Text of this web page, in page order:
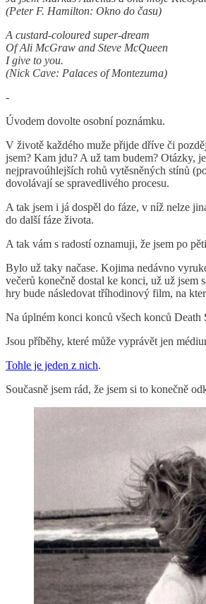
(Peter F. Hamilton: Okno do času)
A custard-coloured super-dream
Of Ali McGraw and Steve McQueen
I give to you.
(Nick Cave: Palaces of Montezuma)
-
Úvodem dovolte osobní poznámku.
V životě každého muže přijde dříve či
jsem? Kam jdu? A už tam budem? Otázky,
nejpravoúhlejších rohů vytěsněných stínů
dovolávají se spravedlivého procesu.
A tak jsem i já dospěl do fáze, v níž nelze
do další fáze života.
A tak vám s radostí oznamuji, že jsem po
Bylo už taky načase. Kojima nedávno
večerů konečně dostal ke konci, už už jsem
hry bude následovat tříhodinový film, na
Na úplném konci konců všech konců Death
Jsou příběhy, které může vyprávět jen
Tohle je jeden z nich.
Současně jsem rád, že jsem si to konečně